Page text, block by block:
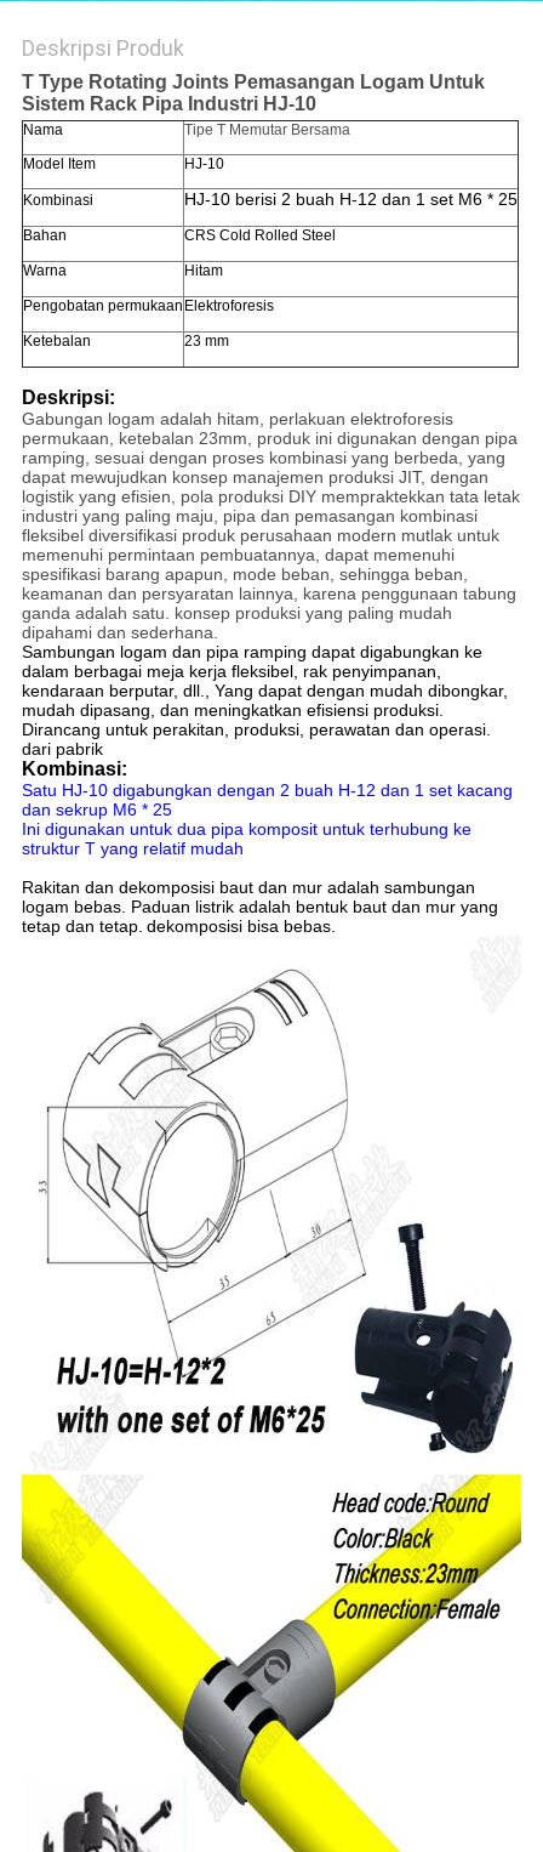
Deskripsi Produk
T Type Rotating Joints Pemasangan Logam Untuk
Sistem Rack Pipa Industri HJ-10
Nama
Tipe T Memutar Bersama
Model Item
HJ-10
Kombinasi HJ-10 berisi 2 buah H-12 dan 1 set M6 * 25
Bahan CRS Cold Rolled Steel
Warna Hitam
Pengobatan permukaan Elektroforesis
Ketebalan 23 mm
Deskripsi:
Gabungan logam adalah hitam, perlakuan elektroforesis
permukaan, ketebalan 23mm, produk ini digunakan dengan pipa
ramping, sesuai dengan proses kombinasi yang berbeda, yang
dapat mewujudkan konsep manajemen produksi JIT, dengan
logistik yang efisien, pola produksi DIY mempraktekkan tata letak
industri yang paling maju, pipa dan pemasangan kombinasi
fleksibel diversifikasi produk perusahaan modern mutlak untuk
memenuhi permintaan pembuatannya, dapat memenuhi
spesifikasi barang apapun, mode beban, sehingga beban,
keamanan dan persyaratan lainnya, karena penggunaan tabung
ganda adalah satu. konsep produksi yang paling mudah
dipahami dan sederhana.
Sambungan logam dan pipa ramping dapat digabungkan ke
dalam berbagai meja kerja fleksibel, rak penyimpanan,
kendaraan berputar, dll., Yang dapat dengan mudah dibongkar,
mudah dipasang, dan meningkatkan efisiensi produksi.
Dirancang untuk perakitan, produksi, perawatan dan operasi.
dari pabrik
Kombinasi:
Satu HJ-10 digabungkan dengan 2 buah H-12 dan 1 set kacang
dan sekrup M6 * 25
Ini digunakan untuk dua pipa komposit untuk terhubung ke
struktur T yang relatif mudah
Rakitan dan dekomposisi baut dan mur adalah sambungan
logam bebas. Paduan listrik adalah bentuk baut dan mur yang
tetap dan tetap. dekomposisi bisa bebas.